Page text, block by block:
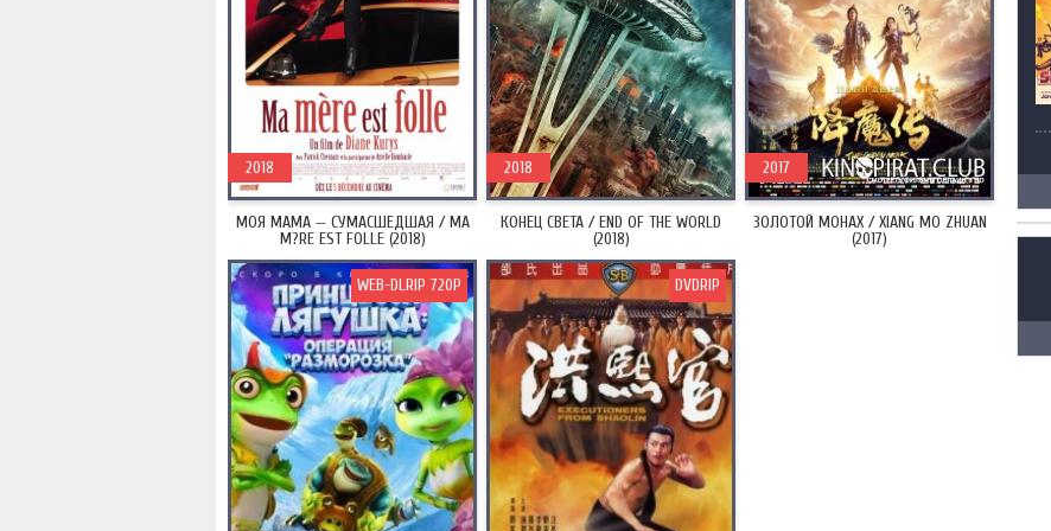
МОЯ МАМА — СУМАСШЕДШАЯ / MA
M?RE EST FOLLE (2018)
2018
КОНЕЦ СВЕТА / END OF THE WORLD
(2018)
2018
ЗОЛОТОЙ МОНАХ / XIANG MO ZHUAN
(2017)
2017
WEB-DLRIP 720P DVDRIP